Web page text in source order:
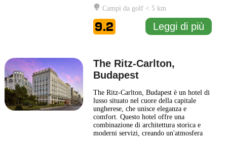
Catene, rendendolo un punto di partenza
perfetto per la scoperta della capitale
ungherese. Il design dell'Hotel Clark ...
Leggi di più
Campi da golf < 5 km
9.2 Leggi di più
The Ritz-Carlton,
Budapest
The Ritz-Carlton, Budapest è un hotel di
lusso situato nel cuore della capitale
ungherese, che unisce eleganza e
comfort. Questo hotel offre una
combinazione di architettura storica e
moderni servizi, creando un'atmosfera